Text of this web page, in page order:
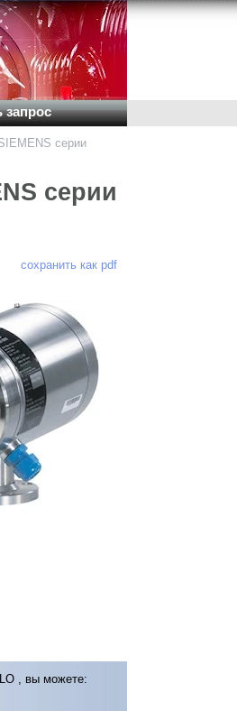
запрос
серии
серии
сохранить как pdf
, вы можете: